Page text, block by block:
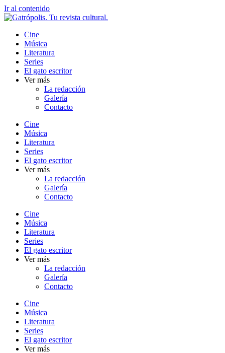
Ir al contenido
Cine
Música
Literatura
Series
El gato escritor
Ver más
La redacción
Galería
Contacto
Cine
Música
Literatura
Series
El gato escritor
Ver más
La redacción
Galería
Contacto
Cine
Música
Literatura
Series
El gato escritor
Ver más
La redacción
Galería
Contacto
Cine
Música
Literatura
Series
El gato escritor
Ver más